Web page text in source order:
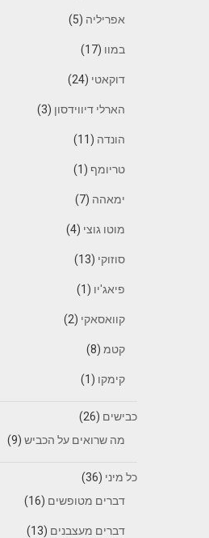
אפריליה (5)
במוו (17)
דוקאטי (24)
הארלי דיווידסון (3)
הונדה (11)
טריומף (1)
ימאהה (7)
מוטו גוצי (4)
סוזוקי (13)
פיאג'יו (1)
קוואסאקי (2)
קטמ(8)
קימקו (1)
כבישים (26)
מה שרואים על הכביש(9)
כל מיני (36)
דברים מטופשים (16)
דברים מעצבנים (13)